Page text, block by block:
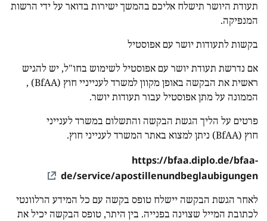
תעודת היושר תישלח אליכם בהמשך ישירות בדואר על ידי הרשות
המנפיקה.
בקשות לתעודות יושר עם אפוסטיל
אם נדרשת תעודת יושר עם אפוסטיל לשימוש בחו"ל, יש להגיש
ראשית את הבקשה באופן מקוון למשרד לענייניי חוץ (BfAA) ,
הממונה על מתן אפוסטיל עבור תעודות יושר.
פרטים על הליך הגשת הבקשה והתשלום במשרד לענייני
חוץ (BfAA) ניתן למצוא באתר המשרד לענייני חוץ.
https://bfaa.diplo.de/bfaa-
de/service/apostillenundbeglaubigungen
לאחר הגשת הבקשה יישלח טופס בקשה עם כל המידע הרלוונטי
לכתובת המייל שצוינה בפנייה. בין היתר, טופס הבקשה יכיל את